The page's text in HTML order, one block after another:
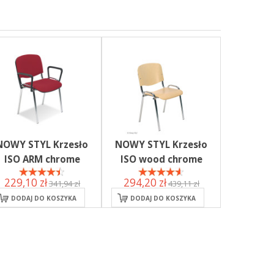
STYL Krzesło
ISO ARM chrome
229,10 zł341,94 zł
DODAJ DO KOSZYKA
NOWY STYL Krzesło
ISO wood chrome
294,20 zł439,11 zł
DODAJ DO KOSZYKA